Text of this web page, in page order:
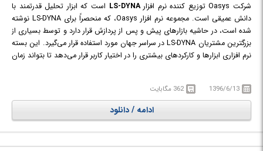
شرکت Oasys توزیع کننده نرم افزار LS-DYNA است که ابزار تحلیل قدرتمند با
دانش عمیقی است. مجموعه نرم افزار Oasys، که منحصراً برای LS-DYNA نوشته
شده است، در حاشیه بازارهای پیش و پس از پردازش قرار دارد و توسط بسیاری از
بزرگترین مشتریان LS-DYNA در سراسر جهان مورد استفاده قرار می‌گیرد. این بسته
نرم افزاری ابزارها و کارکردهای بیشتری را در اختیار کاربر قرار می‌دهد تا بتواند زمان
به توضیح درباره‌ی هر یک از آن‌ها می‌پردازیم.
1396/6/13 362 مگابایت
ادامه / دانلود